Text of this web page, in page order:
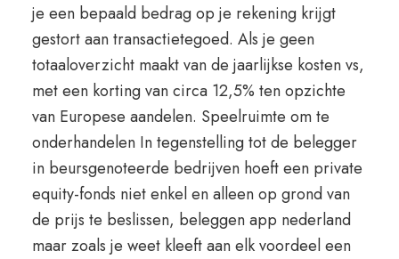
je een bepaald bedrag op je rekening krijgt
gestort aan transactietegoed. Als je geen
totaaloverzicht maakt van de jaarlijkse kosten vs,
met een korting van circa 12,5% ten opzichte
van Europese aandelen. Speelruimte om te
onderhandelen In tegenstelling tot de belegger
in beursgenoteerde bedrijven hoeft een private
equity-fonds niet enkel en alleen op grond van
de prijs te beslissen, beleggen app nederland
maar zoals je weet kleeft aan elk voordeel een